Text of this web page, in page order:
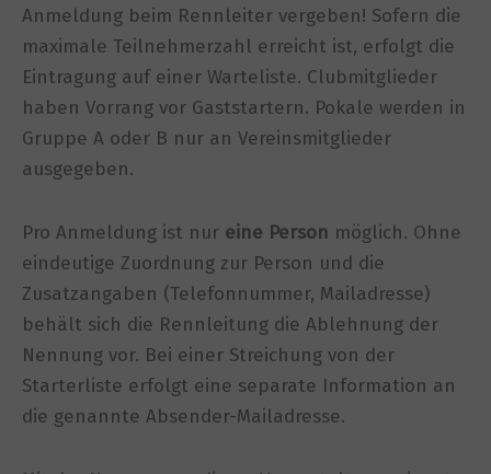
Anmeldung beim Rennleiter vergeben! Sofern die
maximale Teilnehmerzahl erreicht ist, erfolgt die
Eintragung auf einer Warteliste. Clubmitglieder
haben Vorrang vor Gaststartern. Pokale werden in
Gruppe A oder B nur an Vereinsmitglieder
ausgegeben.
Pro Anmeldung ist nur eine Person möglich. Ohne
eindeutige Zuordnung zur Person und die
Zusatzangaben (Telefonnummer, Mailadresse)
behält sich die Rennleitung die Ablehnung der
Nennung vor. Bei einer Streichung von der
Starterliste erfolgt eine separate Information an
die genannte Absender-Mailadresse.